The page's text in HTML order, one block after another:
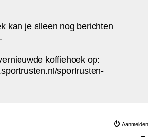
kan je alleen nog berichten
koffiehoek op:
sportrusten-
Aanmelden